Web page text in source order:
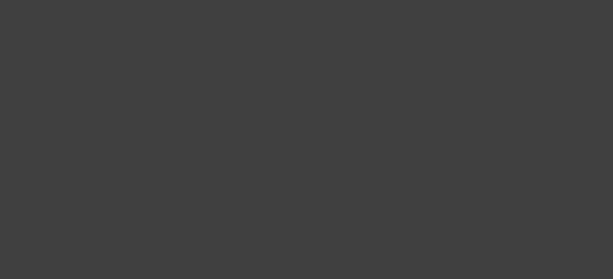
doskonale przemyślany: Zehnder Deseo Verso.